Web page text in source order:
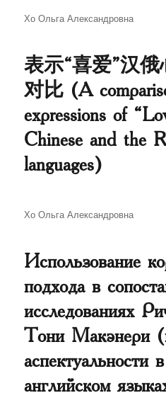
Автор
Хо Ольга Александровна
表示“喜爱”汉
对比 (A
expressions of
Chinese and the
languages)
Автор
Хо Ольга Александровна
Использование
подхода в
исследованиях
Тони Макэнери
аспектуальности
английском